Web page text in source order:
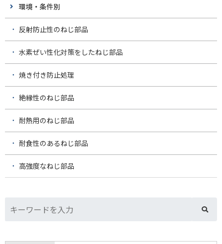
環境・条件別
反射防止性のねじ部品
水素ぜい性化対策をしたねじ部品
焼き付き防止処理
絶縁性のねじ部品
耐熱用のねじ部品
耐食性のあるねじ部品
高強度なねじ部品